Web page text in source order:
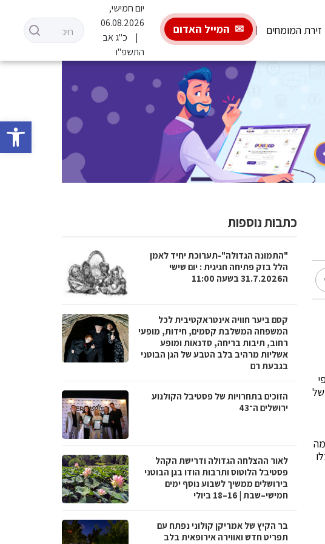
פתח
זירת המומחים המייל האדום
יום חמישי,
06.08.2026
כ"ג אב
התשפ"ו
של
כתבות נוספות
"התמונה הגדולה"-תערוכת יחיד לאמן
הלל בזק פתיחה חגיגית : יום שישי
ה31.7.2026 בשעה 11:00
קסם ביער חוויה אינטראקטיבית לכל
המשפחה המשלבת קסמים, חידות, מופעי
רחוב, תיבות בריחה, סדנאות ומופע
אשליות מרהיב בלב הטבע של הגן הבוטני
בגבעת רם
הזוכים בתחרויות של פסטיבל הקולנוע
ירושלים ה־43
לאור ההצלחה הגדולה ודרישת הקהל
פסטיבל הלוטוס ותרבות הודו בגן הבוטני
בירושלים ממשיך לשבוע נוסף ימים
חמישי–שבת | 16–18 ביולי
בר הקיץ של אמריקן קולוני נפתח עם
תפריט חדש ואווירה אירופאית בלב